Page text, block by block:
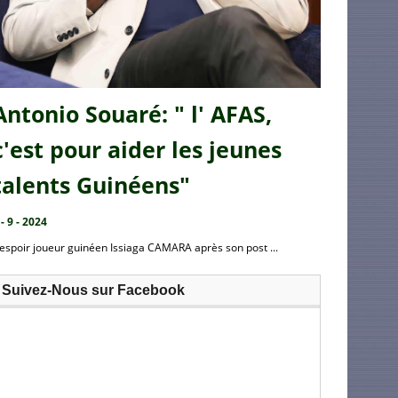
Souaré: " l' AFAS,
pour aider les jeunes
Guinéens"
9 - 2024
joueur guinéen Issiaga CAMARA après son post ...
Suivez-Nous sur Facebook